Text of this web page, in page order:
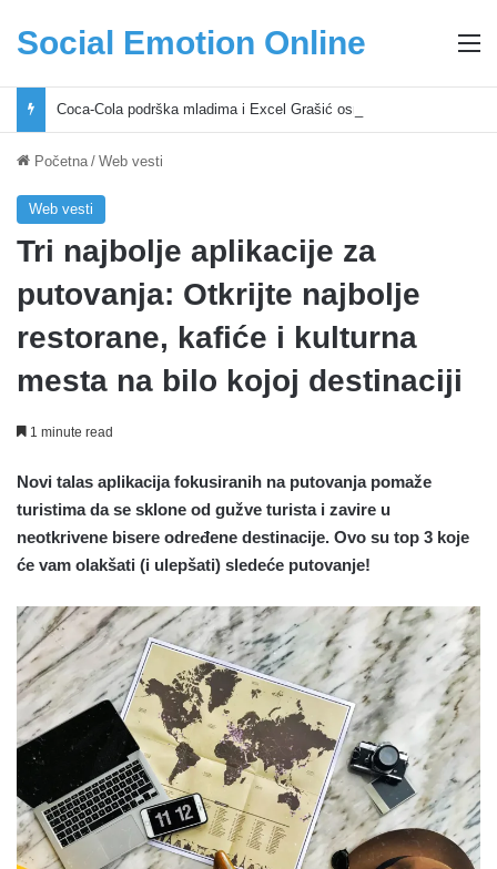
Social Emotion Online
Početna / Web vesti
Web vesti
Tri najbolje aplikacije za
putovanja: Otkrijte najbolje
restorane, kafiće i kulturna
mesta na bilo kojoj destinaciji
1 minute read
Novi talas aplikacija fokusiranih na putovanja pomaže
turistima da se sklone od gužve turista i zavire u
neotkrivene bisere određene destinacije. Ovo su top 3 koje
će vam olakšati (i ulepšati) sledeće putovanje!